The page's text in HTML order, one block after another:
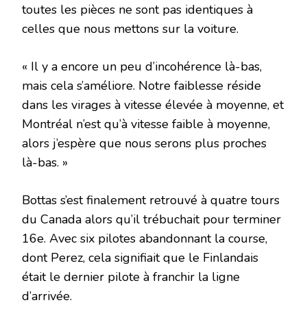
toutes les pièces ne sont pas identiques à
celles que nous mettons sur la voiture.
« Il y a encore un peu d’incohérence là-bas,
mais cela s’améliore. Notre faiblesse réside
dans les virages à vitesse élevée à moyenne, et
Montréal n’est qu’à vitesse faible à moyenne,
alors j’espère que nous serons plus proches
là-bas. »
Bottas s’est finalement retrouvé à quatre tours
du Canada alors qu’il trébuchait pour terminer
16e. Avec six pilotes abandonnant la course,
dont Perez, cela signifiait que le Finlandais
était le dernier pilote à franchir la ligne
d’arrivée.